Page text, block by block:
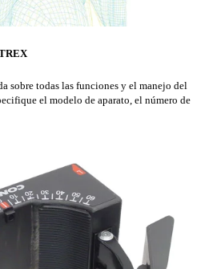
sobre todas las funciones y el manejo del
el modelo de aparato, el número de